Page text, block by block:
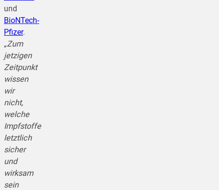
und
BioNTech-
Pfizer.
„Zum
jetzigen
Zeitpunkt
wissen
wir
nicht,
welche
Impfstoffe
letztlich
sicher
und
wirksam
sein